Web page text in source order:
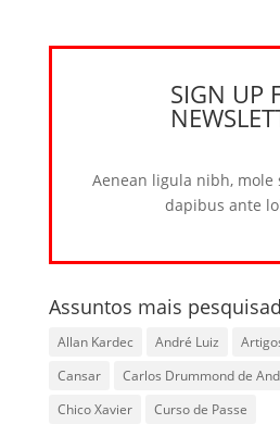
SIGN UP
Aenean ligula nibh, mole
dapibus ante
Assuntos mais
Allan Kardec André Luiz
Cansar
Carlos Drummond de
Chico Xavier
Curso de Passe